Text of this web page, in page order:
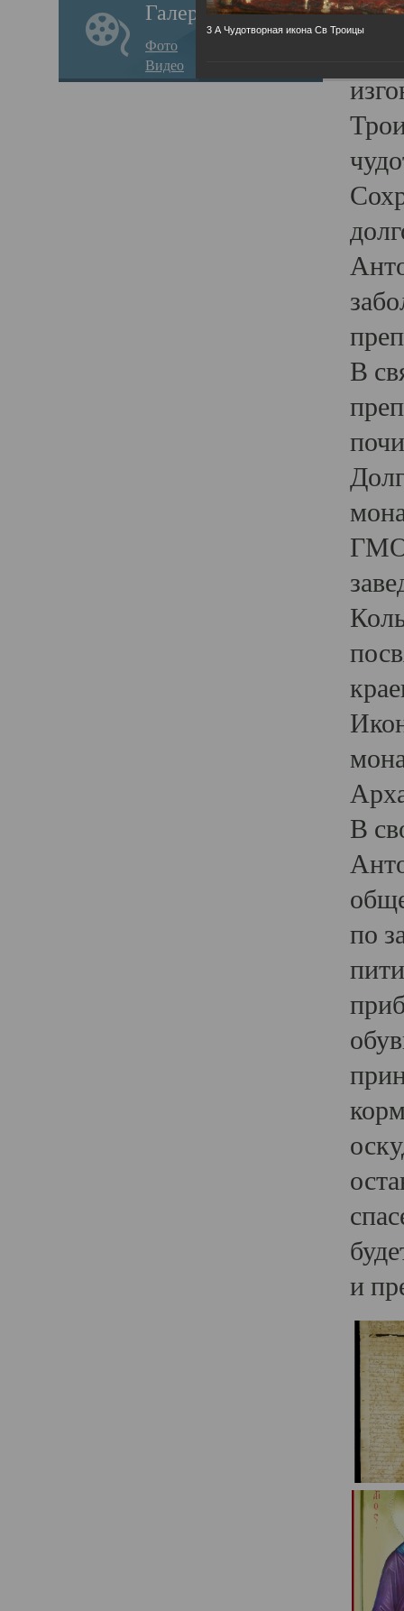
Галерея
Фото
Видео
В
ГМО
В
по
и
3 А Чудотворная икона Св Троицы